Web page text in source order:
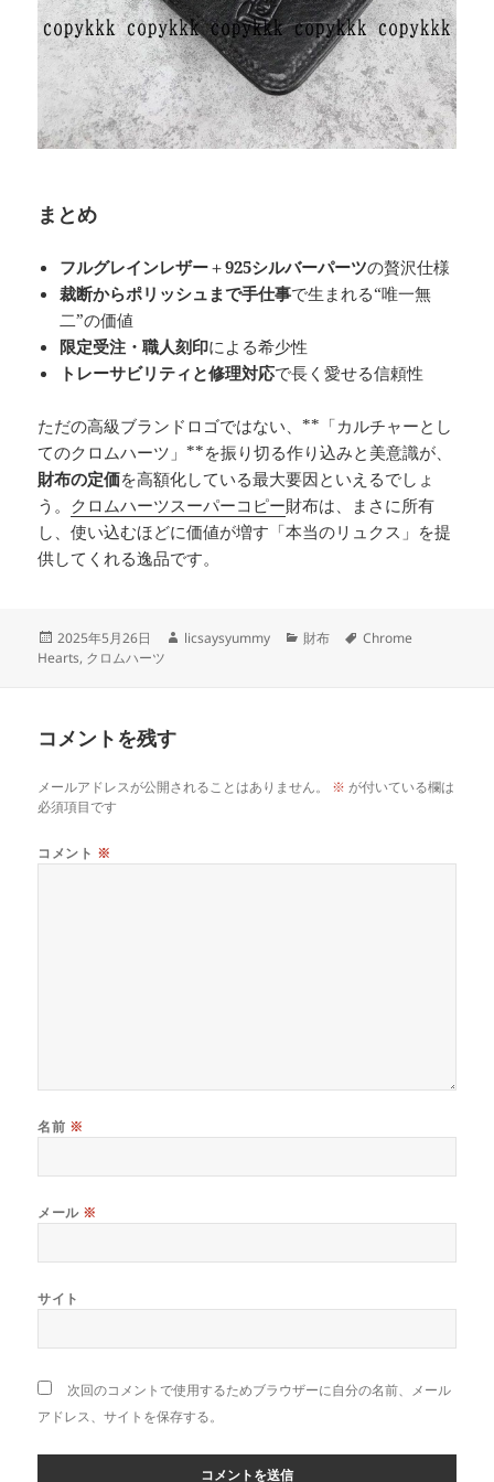
まとめ
フルグレインレザー＋925シルバーパーツの贅沢仕様
裁断からポリッシュまで手仕事で生まれる“唯一無
二”の価値
限定受注・職人刻印による希少性
トレーサビリティと修理対応で長く愛せる信頼性
ただの高級ブランドロゴではない、**「カルチャーとし
てのクロムハーツ」**を振り切る作り込みと美意識が、
財布の定価を高額化している最大要因といえるでしょ
う。 クロムハーツスーパーコピー財布は、まさに所有
し、使い込むほどに価値が増す「本当のリュクス」を提
供してくれる逸品です。
投
稿
2025年5月26日
作
licsaysyummy
カ
財布
タ
Chrome
Hearts, クロムハーツ
コメントを残す
メールアドレスが公開されることはありません。 ※ が付いている欄は
必須項目です
コメント ※
名前 ※
メール ※
サイト
次回のコメントで使用するためブラウザーに自分の名前、メール
アドレス、サイトを保存する。